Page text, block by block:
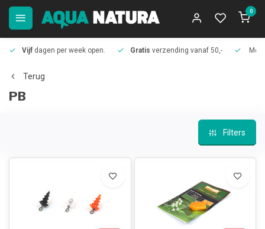
0
Vijf dagen per week open. Gratis verzending vanaf 50,-
Terug
PB
Filters